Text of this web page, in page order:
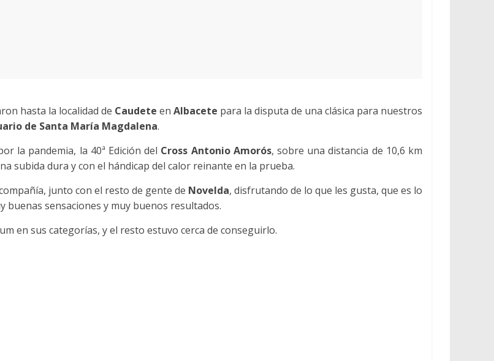
hasta la localidad de Caudete en Albacete para la disputa de una clásica para nuestros
de Santa María Magdalena.
la pandemia, la 40ª Edición del Cross Antonio Amorós, sobre una distancia de 10,6 km
subida dura y con el hándicap del calor reinante en la prueba.
junto con el resto de gente de Novelda, disfrutando de lo que les gusta, que es lo
sensaciones y muy buenos resultados.
en sus categorías, y el resto estuvo cerca de conseguirlo.